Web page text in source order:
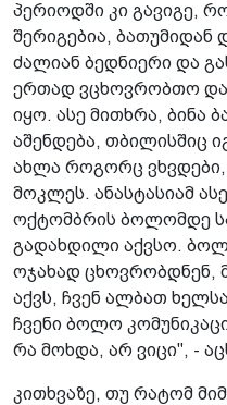
პერიოდში კი გავიგე,
შერიგებია, ბათუმიდან
ძალიან ბედნიერი და
ერთად ვცხოვრობთო და
იყო. ასე მითხრა, ბინა
აშენდება, თბილისშიც
ახლა როგორც ვხვდები,
მოკლეს. ანასტასიამ
ოქტომბრის ბოლომდე
გადახდილი აქვსო.
ოჯახად ცხოვრობდნენ,
აქვს, ჩვენ ალბათ
ჩვენი ბოლო
რა მოხდა, არ ვიცი", -
კითხვაზე, თუ რატომ